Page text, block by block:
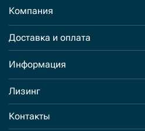
Компания
Доставка и оплата
Информация
Лизинг
Контакты